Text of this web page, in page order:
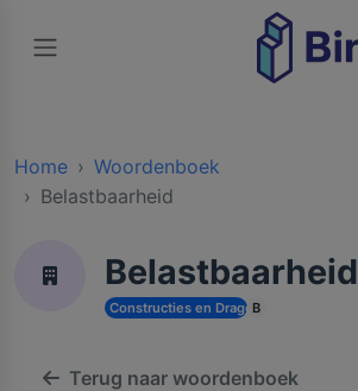
Home
Woordenboek
Belastbaarheid
Belastbaarheid
Constructies en Dragende Structuren
B
Terug naar woordenboek